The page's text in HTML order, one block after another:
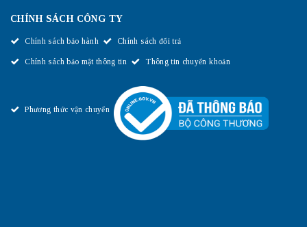
CHÍNH SÁCH CÔNG TY
Chính sách bảo hành Chính sách đổi trả
Chính sách bảo mật thông tin Thông tin chuyển khoản
Phương thức vận chuyển